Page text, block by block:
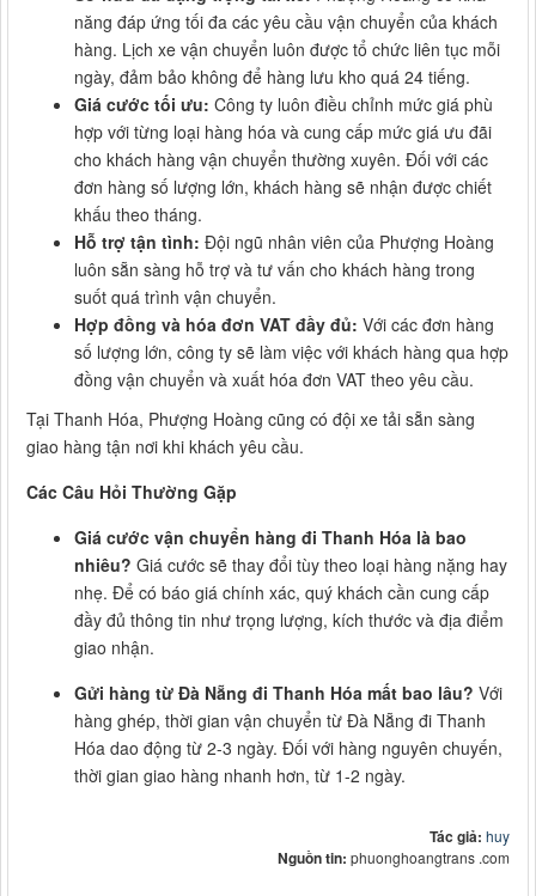
năng đáp ứng tối đa các yêu cầu vận chuyển của khách
hàng. Lịch xe vận chuyển luôn được tổ chức liên tục mỗi
ngày, đảm bảo không để hàng lưu kho quá 24 tiếng.
Giá cước tối ưu: Công ty luôn điều chỉnh mức giá phù
hợp với từng loại hàng hóa và cung cấp mức giá ưu đãi
cho khách hàng vận chuyển thường xuyên. Đối với các
đơn hàng số lượng lớn, khách hàng sẽ nhận được chiết
khấu theo tháng.
Hỗ trợ tận tình: Đội ngũ nhân viên của Phượng Hoàng
luôn sẵn sàng hỗ trợ và tư vấn cho khách hàng trong
suốt quá trình vận chuyển.
Hợp đồng và hóa đơn VAT đầy đủ: Với các đơn hàng
số lượng lớn, công ty sẽ làm việc với khách hàng qua hợp
đồng vận chuyển và xuất hóa đơn VAT theo yêu cầu.
Tại Thanh Hóa, Phượng Hoàng cũng có đội xe tải sẵn sàng
giao hàng tận nơi khi khách yêu cầu.
Các Câu Hỏi Thường Gặp
Giá cước vận chuyển hàng đi Thanh Hóa là bao
nhiêu? Giá cước sẽ thay đổi tùy theo loại hàng nặng hay
nhẹ. Để có báo giá chính xác, quý khách cần cung cấp
đầy đủ thông tin như trọng lượng, kích thước và địa điểm
giao nhận.
Gửi hàng từ Đà Nẵng đi Thanh Hóa mất bao lâu? Với
hàng ghép, thời gian vận chuyển từ Đà Nẵng đi Thanh
Hóa dao động từ 2-3 ngày. Đối với hàng nguyên chuyến,
thời gian giao hàng nhanh hơn, từ 1-2 ngày.
Tác giả: huy
Nguồn tin: phuonghoangtrans .com